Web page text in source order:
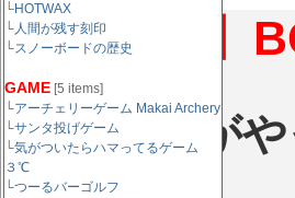
└HOTWAX
└人間が残す刻印
└スノーボードの歴史
GAME [5 items]
└アーチェリーゲーム Makai Archery
└サンタ投げゲーム
└気がついたらハマってるゲーム
３℃
└つーるバーゴルフ
【恐竜編】
ステレオが